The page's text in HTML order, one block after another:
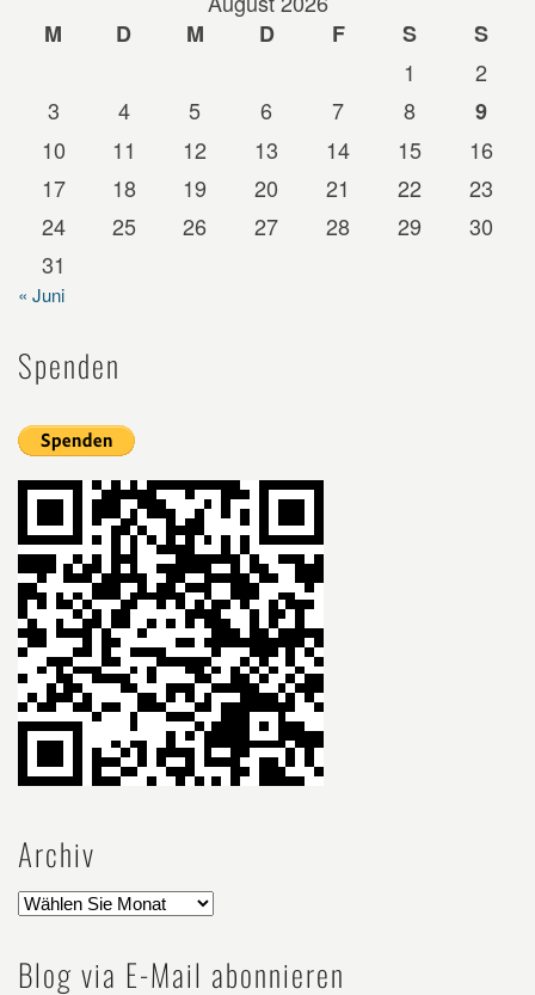
M
D M D F S
S
1
2
3
4 5 6 7 8
9
10
11 12 13 14 15
16
17
18 19 20 21 22
23
24
25 26 27 28 29
30
31
« Juni
Spenden
Archiv
Blog via E-Mail abonnieren